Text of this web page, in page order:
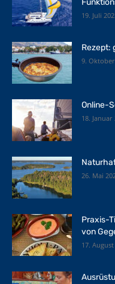
19. Juli
Rezept:
9.
Online-
18. Januar
26. Mai
Praxis-
von
17.